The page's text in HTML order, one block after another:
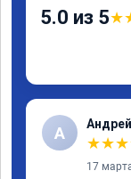
5.0 из 5★
А Андрей
★★★
17